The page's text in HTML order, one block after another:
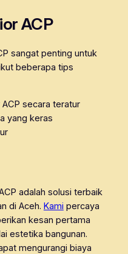
ACP
sangat penting untuk
beberapa tips
secara teratur
yang keras
adalah solusi terbaik
di Aceh. Kami percaya
kesan pertama
estetika bangunan.
mengurangi biaya